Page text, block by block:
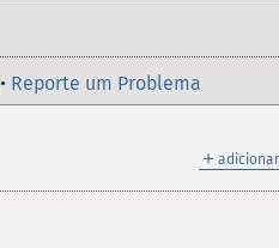
• Reporte um Problema
＋